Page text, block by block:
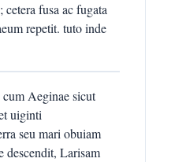
fusa ac fugata
repetit. tuto inde
cum Aeginae sicut
uiginti
seu mari obuiam
descendit, Larisam